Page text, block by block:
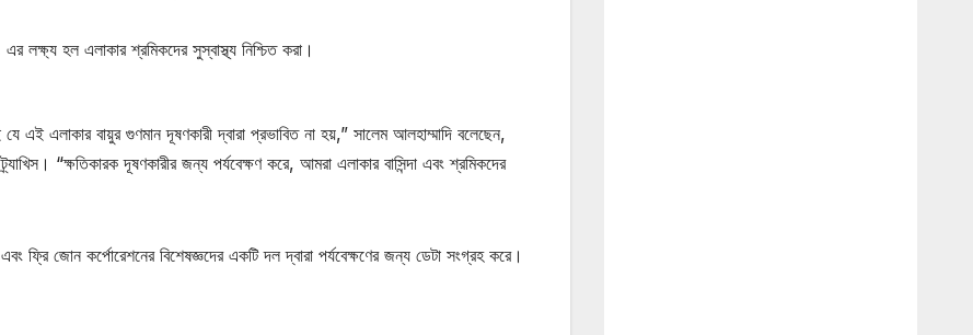
লক্ষ্য হল এলাকার শ্রমিকদের সুস্বাস্থ্য নিশ্চিত করা।
এই এলাকার বায়ুর গুণমান দূষণকারী দ্বারা প্রভাবিত না হয়,” সালেম আলহাম্মাদি বলেছেন,
“ক্ষতিকারক দূষণকারীর জন্য পর্যবেক্ষণ করে, আমরা এলাকার বাসিন্দা এবং শ্রমিকদের
ফ্রি জোন কর্পোরেশনের বিশেষজ্ঞদের একটি দল দ্বারা পর্যবেক্ষণের জন্য ডেটা সংগ্রহ করে।